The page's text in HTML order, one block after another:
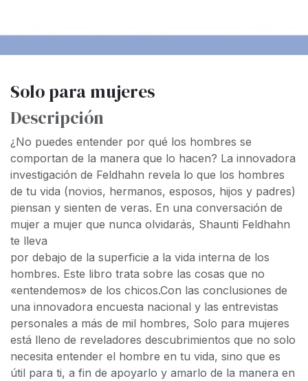
Solo para mujeres
Descripción
¿No puedes entender por qué los hombres se
comportan de la manera que lo hacen? La innovadora
investigación de Feldhahn revela lo que los hombres
de tu vida (novios, hermanos, esposos, hijos y padres)
piensan y sienten de veras. En una conversación de
mujer a mujer que nunca olvidarás, Shaunti Feldhahn
te lleva
por debajo de la superficie a la vida interna de los
hombres. Este libro trata sobre las cosas que no
«entendemos» de los chicos.Con las conclusiones de
una innovadora encuesta nacional y las entrevistas
personales a más de mil hombres, Solo para mujeres
está lleno de reveladores descubrimientos que no solo
necesita entender el hombre en tu vida, sino que es
útil para ti, a fin de apoyarlo y amarlo de la manera en